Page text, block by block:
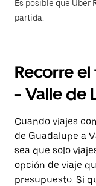
Es posible que Uber
partida.
Recorre
- Valle de
Cuando viajes
de Guadalupe a
sea que solo
opción de viaje
presupuesto. Si